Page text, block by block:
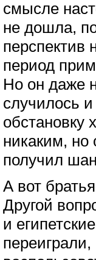
смысле
не дошла,
перспектив
период
Но он даже
случилось
обстановку
никаким, но
получил
А вот
Другой
и